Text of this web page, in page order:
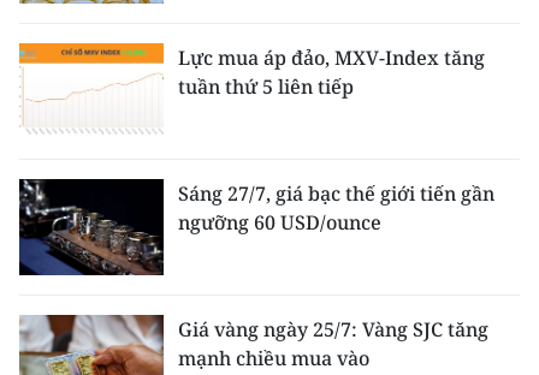
Lực mua áp đảo, MXV-Index tăng
tuần thứ 5 liên tiếp
Sáng 27/7, giá bạc thế giới tiến gần
ngưỡng 60 USD/ounce
Giá vàng ngày 25/7: Vàng SJC tăng
mạnh chiều mua vào